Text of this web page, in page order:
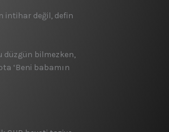
intihar değil, defin
düzgün bilmezken,
‘Beni babamın